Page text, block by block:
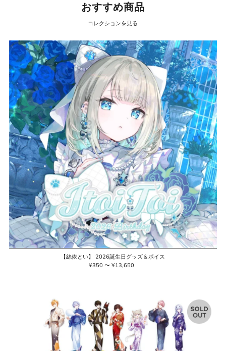
おすすめ商品
コレクションを見る
【絲依とい】 2026誕生日グッズ＆ボイス
通
¥350 〜 ¥13,650